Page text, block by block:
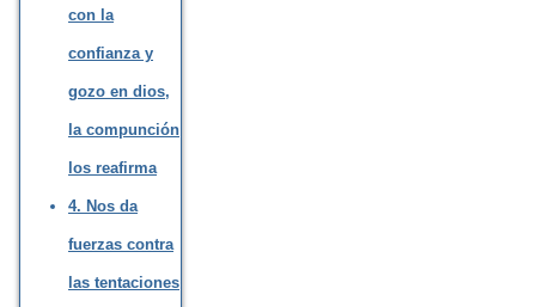
con la
confianza y
gozo en dios,
la compunción
los reafirma
4. Nos da
fuerzas contra
las tentaciones